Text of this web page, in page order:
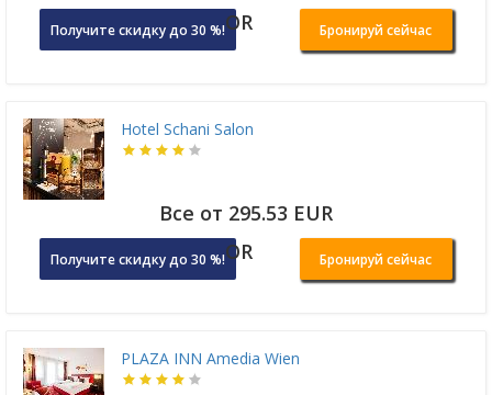
Получите скидку до 30 %!OR Бронируй сейчас
Hotel Schani Salon
Все от 295.53 EUR
Получите скидку до 30 %!OR Бронируй сейчас
PLAZA INN Amedia Wien